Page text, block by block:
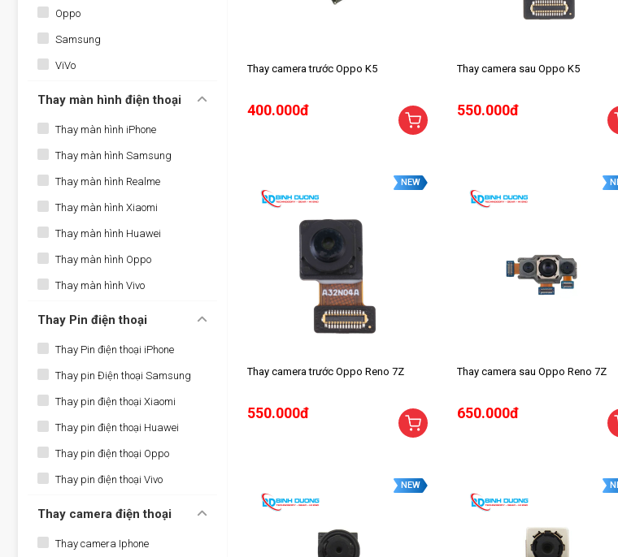
Oppo
Samsung
ViVo
Thay màn hình điện thoại
Thay màn hình iPhone
Thay màn hình Samsung
Thay màn hình Realme
Thay màn hình Xiaomi
Thay màn hình Huawei
Thay màn hình Oppo
Thay màn hình Vivo
Thay Pin điện thoại
Thay Pin điện thoại iPhone
Thay pin Điện thoại Samsung
Thay pin điện thoại Xiaomi
Thay pin điện thoại Huawei
Thay pin điện thoại Oppo
Thay pin điện thoại Vivo
Thay camera điện thoại
Thay camera Iphone
Thay camera trước Oppo K5
400.000đ
Thay camera sau Oppo K5
550.000đ
NEW
Thay camera trước Oppo Reno 7Z
550.000đ
Thay camera sau Oppo Reno 7Z
650.000đ
NEW